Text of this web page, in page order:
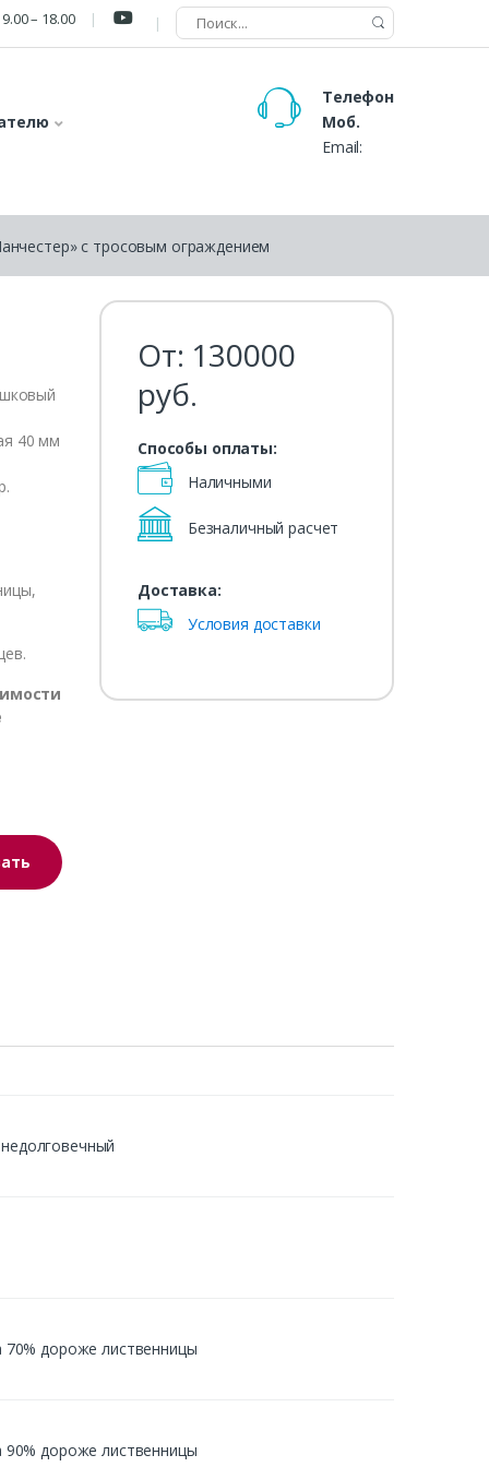
– 18.00
Телефон
Моб.
Email:
с тросовым ограждением
40 мм
От: 130000
руб.
Способы оплаты:
Наличными
Безналичный расчет
Доставка:
Условия доставки
70% дороже лиственницы
90% дороже лиственницы